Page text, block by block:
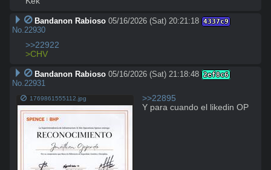
Bandanon Rabioso 05/16/2026 (Sat) 20:21:18 4337c9
No. 22930
>>22922
>CHV
Bandanon Rabioso 05/16/2026 (Sat) 21:18:48 2ef8c6
No. 22931
1769861555112.jpg
>>22895
Y para cuando el likedin OP